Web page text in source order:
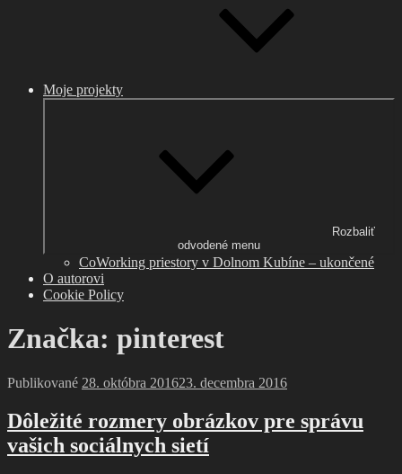
Moje projekty
Rozbaliť
odvodené menu
CoWorking priestory v Dolnom Kubíne – ukončené
O autorovi
Cookie Policy
Značka: pinterest
Publikované 28. októbra 201623. decembra 2016
Dôležité rozmery obrázkov pre správu
vašich sociálnych sietí